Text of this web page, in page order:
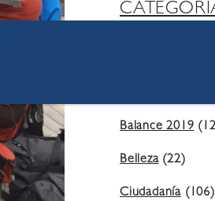
Balance 2019
Belleza(22)
Ciudadanía (106)